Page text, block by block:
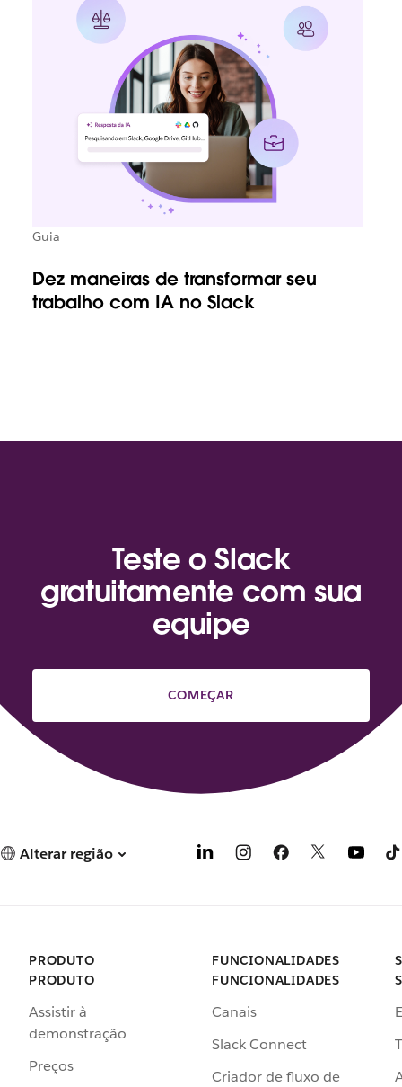
Guia
Dez maneiras de transformar seu
trabalho com IA no Slack
Teste o Slack
gratuitamente com sua
equipe
COMEÇAR
Alterar região
PRODUTO
PRODUTO
Assistir à
demonstração
Preços
FUNCIONALIDADES
FUNCIONALIDADES
Canais
Slack Connect
Criador de fluxo de